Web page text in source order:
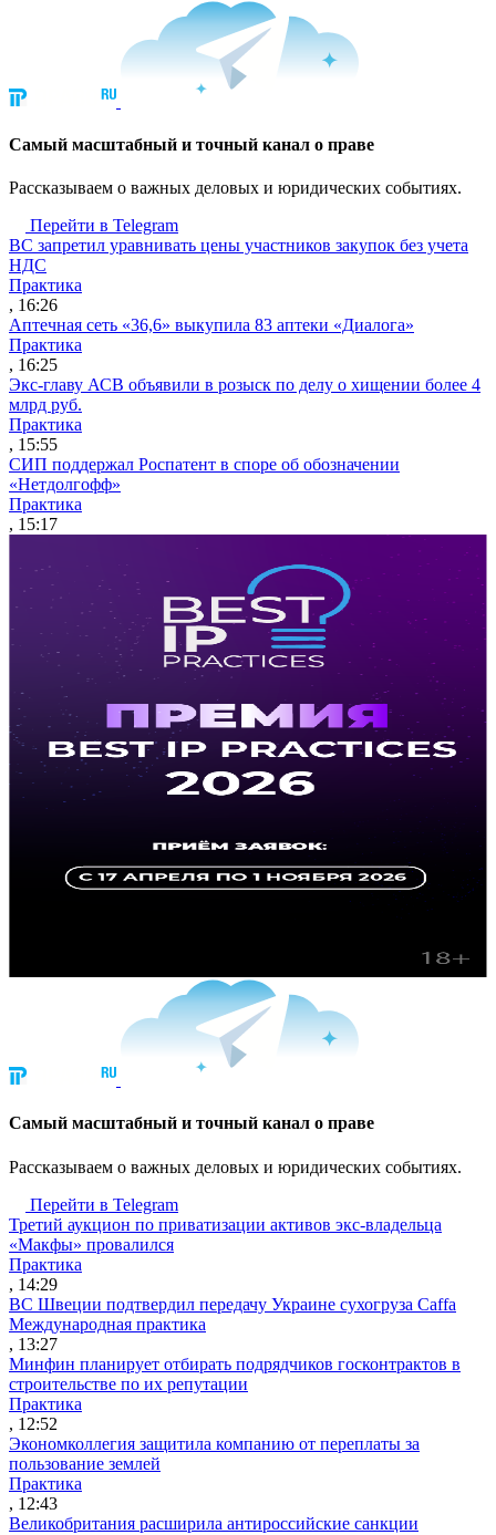
Cамый масштабный и точный канал о праве
Рассказываем о важных деловых и юридических событиях.
Перейти в Telegram
ВС запретил уравнивать цены участников закупок без учета
НДС
Практика
, 16:26
Аптечная сеть «36,6» выкупила 83 аптеки «Диалога»
Практика
, 16:25
Экс-главу АСВ объявили в розыск по делу о хищении более 4
млрд руб.
Практика
, 15:55
СИП поддержал Роспатент в споре об обозначении
«Нетдолгофф»
Практика
, 15:17
Cамый масштабный и точный канал о праве
Рассказываем о важных деловых и юридических событиях.
Перейти в Telegram
Третий аукцион по приватизации активов экс-владельца
«Макфы» провалился
Практика
, 14:29
ВС Швеции подтвердил передачу Украине сухогруза Caffa
Международная практика
, 13:27
Минфин планирует отбирать подрядчиков госконтрактов в
строительстве по их репутации
Практика
, 12:52
Экономколлегия защитила компанию от переплаты за
пользование землей
Практика
, 12:43
Великобритания расширила антироссийские санкции